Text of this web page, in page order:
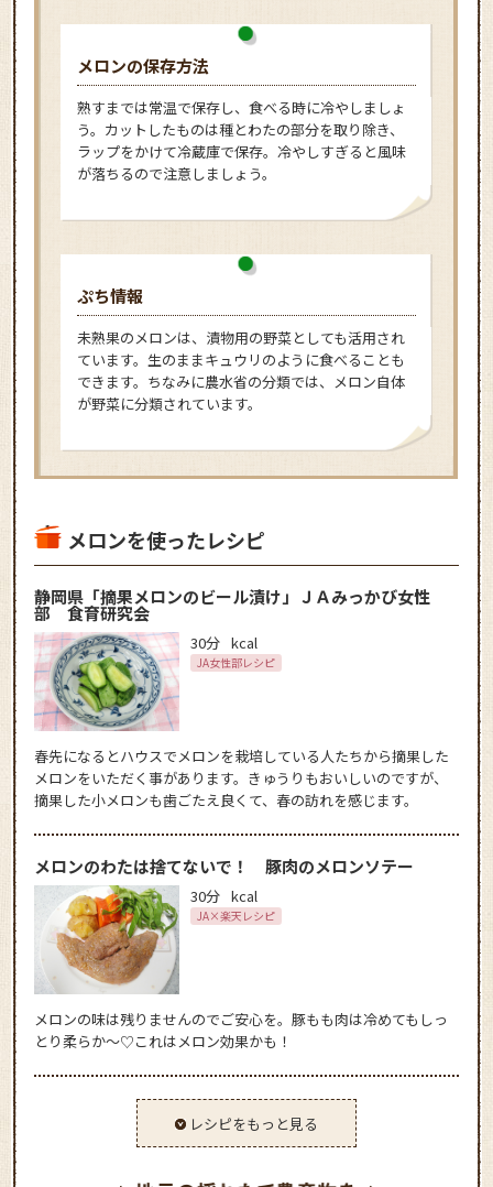
メロンの保存方法
熟すまでは常温で保存し、食べる時に冷やしましょ
う。カットしたものは種とわたの部分を取り除き、
ラップをかけて冷蔵庫で保存。冷やしすぎると風味
が落ちるので注意しましょう。
ぷち情報
未熟果のメロンは、漬物用の野菜としても活用され
ています。生のままキュウリのように食べることも
できます。ちなみに農水省の分類では、メロン自体
が野菜に分類されています。
メロンを使ったレシピ
静岡県「摘果メロンのビール漬け」ＪＡみっかび女性
部 食育研究会
30分 kcal
JA女性部レシピ
春先になるとハウスでメロンを栽培している人たちから摘果した
メロンをいただく事があります。きゅうりもおいしいのですが、
摘果した小メロンも歯ごたえ良くて、春の訪れを感じます。
メロンのわたは捨てないで！ 豚肉のメロンソテー
30分 kcal
JA×楽天レシピ
メロンの味は残りませんのでご安心を。豚もも肉は冷めてもしっ
とり柔らか～♡これはメロン効果かも！
レシピをもっと見る